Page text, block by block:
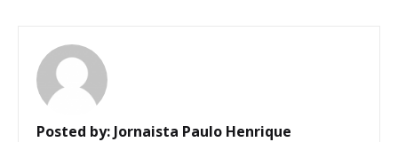
Posted by: Jornaista Paulo Henrique